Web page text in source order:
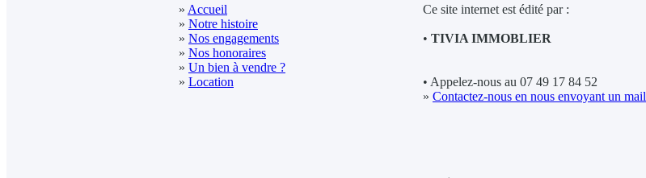
» Accueil
» Notre histoire
» Nos engagements
» Nos honoraires
» Un bien à vendre ?
» Location
Ce site internet est édité par :
• TIVIA IMMOBLIER
• Appelez-nous au 07 49 17 84 52
» Contactez-nous en nous envoyant un mail